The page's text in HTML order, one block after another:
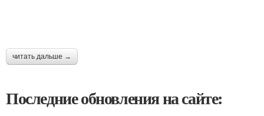
читать дальше →
Последние обновления на сайте: